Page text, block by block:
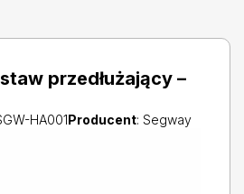
przedłużający –
HA001Producent: Segway